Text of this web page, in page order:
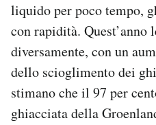
liquido per poco tempo,
con rapidità. Quest’anno
diversamente, con un
dello scioglimento dei
stimano che il 97 per
ghiacciata della